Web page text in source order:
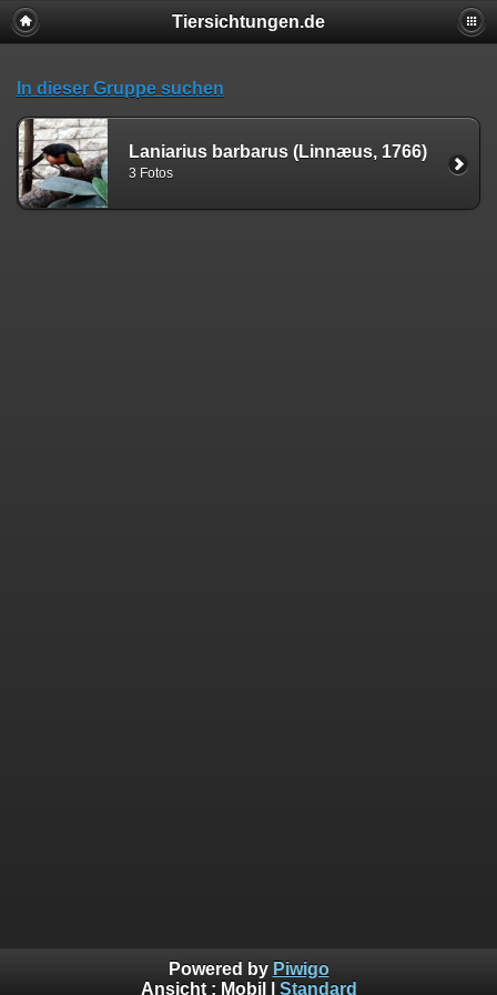
Tiersichtungen.de
In dieser Gruppe suchen
Laniarius barbarus (Linnæus, 1766)
3 Fotos
Powered by Piwigo
Ansicht : Mobil Standard